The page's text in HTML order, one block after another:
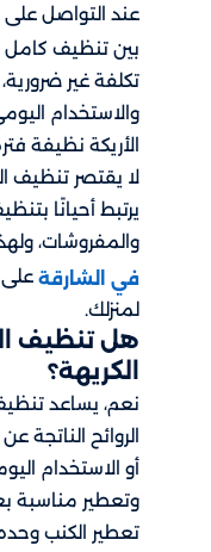
عند التواصل على
بين تنظيف
تكلفة غير
والاستخدام
الأريكة نظيفة
لا يقتصر تنظيف
يرتبط أحيانًا
والمفروشات،
في الشارقة
لمنزلك.
هل تنظيف
الكريهة؟
نعم، يساعد
الروائح الناتجة
أو الاستخدام
وتعطير مناسبة
تعطير الكنب